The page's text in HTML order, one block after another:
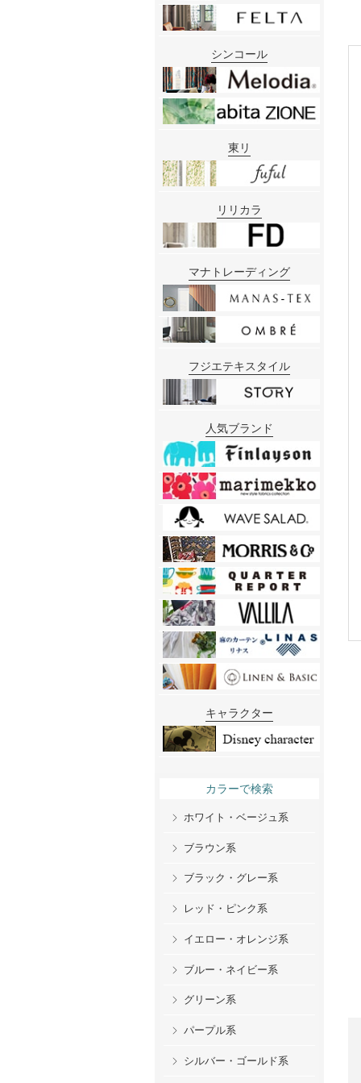
シンコール
東リ
リリカラ
マナトレーディング
フジエテキスタイル
人気ブランド
キャラクター
カラーで検索
ホワイト・ベージュ系
ブラウン系
ブラック・グレー系
レッド・ピンク系
イエロー・オレンジ系
ブルー・ネイビー系
グリーン系
パープル系
シルバー・ゴールド系